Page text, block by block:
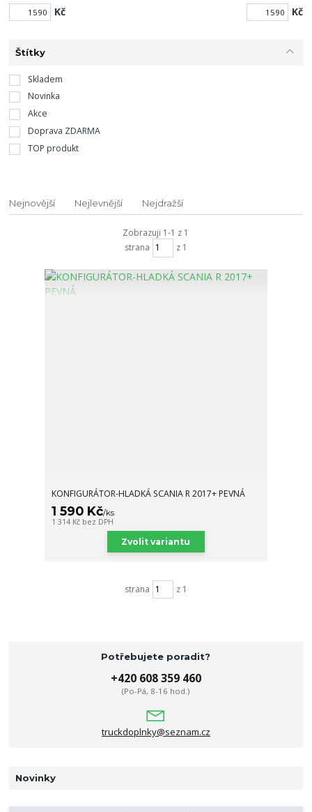
Kč Kč
Štítky
Skladem
Novinka
Akce
Doprava ZDARMA
TOP produkt
Nejnovější Nejlevnější Nejdražší
Zobrazuji 1-1 z 1
strana
z 1
KONFIGURÁTOR-HLADKÁ SCANIA R 2017+ PEVNÁ
1 590 Kč/ks
1 314 Kč bez DPH
Zvolit variantu
strana z 1
Potřebujete poradit?
+420 608 359 460
(Po-Pá, 8-16 hod.)
truckdoplnky@seznam.cz
Novinky